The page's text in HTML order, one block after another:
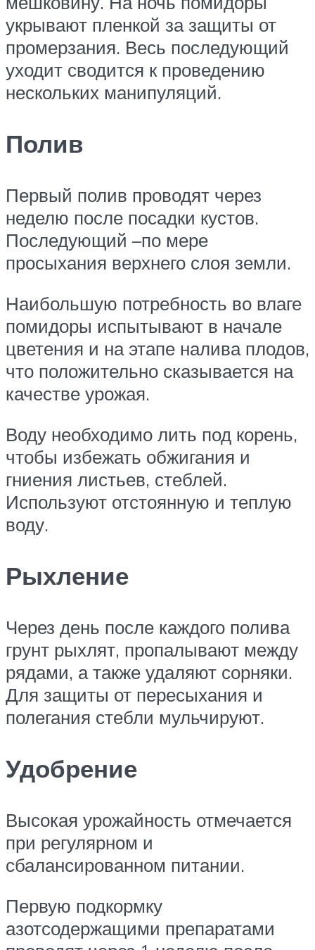
укрывают пленкой за защиты от
промерзания. Весь последующий
уходит сводится к проведению
нескольких манипуляций.
Полив
Первый полив проводят через
неделю после посадки кустов.
Последующий –по мере
просыхания верхнего слоя земли.
Наибольшую потребность во влаге
помидоры испытывают в начале
цветения и на этапе налива плодов,
что положительно сказывается на
качестве урожая.
Воду необходимо лить под корень,
чтобы избежать обжигания и
гниения листьев, стеблей.
Используют отстоянную и теплую
воду.
Рыхление
Через день после каждого полива
грунт рыхлят, пропалывают между
рядами, а также удаляют сорняки.
Для защиты от пересыхания и
полегания стебли мульчируют.
Удобрение
Высокая урожайность отмечается
при регулярном и
сбалансированном питании.
Первую подкормку
азотсодержащими препаратами